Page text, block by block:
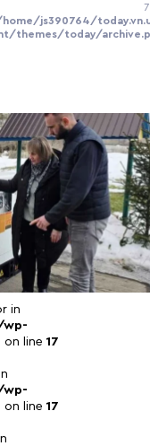
js390764/
themes/today/
in
wp-
on line 17
wp-
on line 17